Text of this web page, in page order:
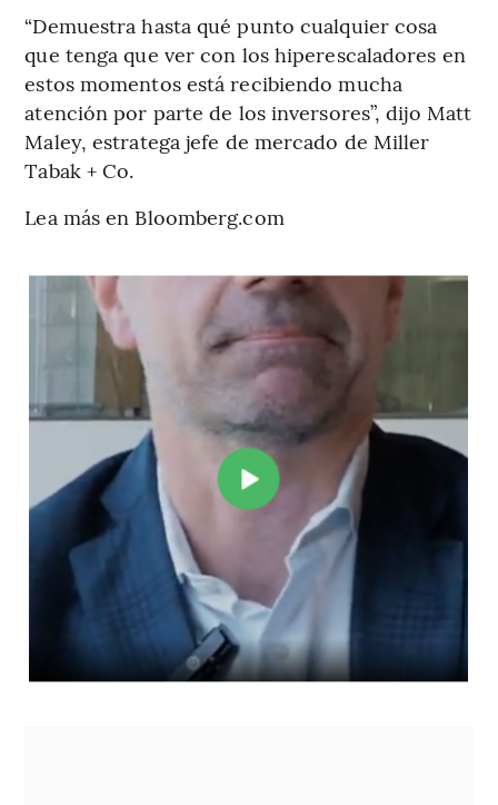
“Demuestra hasta qué punto cualquier cosa
que tenga que ver con los hiperescaladores en
estos momentos está recibiendo mucha
atención por parte de los inversores”, dijo Matt
Maley, estratega jefe de mercado de Miller
Tabak + Co.
Lea más en Bloomberg.com